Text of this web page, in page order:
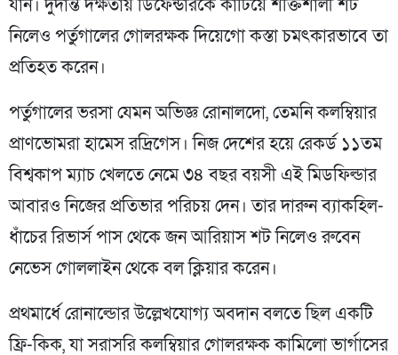
যান। দুর্দান্ত দক্ষতায় ডিফেন্ডারকে কাটিয়ে শক্তিশালী শট
নিলেও পর্তুগালের গোলরক্ষক দিয়েগো কস্তা চমৎকারভাবে তা
প্রতিহত করেন।
পর্তুগালের ভরসা যেমন অভিজ্ঞ রোনালদো, তেমনি কলম্বিয়ার
প্রাণভোমরা হামেস রদ্রিগেস। নিজ দেশের হয়ে রেকর্ড ১১তম
বিশ্বকাপ ম্যাচ খেলতে নেমে ৩৪ বছর বয়সী এই মিডফিল্ডার
আবারও নিজের প্রতিভার পরিচয় দেন। তার দারুন ব্যাকহিল-
ধাঁচের রিভার্স পাস থেকে জন আরিয়াস শট নিলেও রুবেন
নেভেস গোললাইন থেকে বল ক্লিয়ার করেন।
প্রথমার্ধে রোনাল্ডোর উল্লেখযোগ্য অবদান বলতে ছিল একটি
ফ্রি-কিক, যা সরাসরি কলম্বিয়ার গোলরক্ষক কামিলো ভার্গাসের